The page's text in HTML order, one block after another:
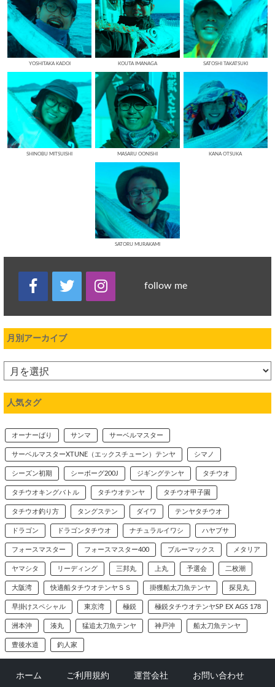
YOSHITAKA KADOI KOUTA IMANAGA SATOSHI TAKATSUKI
SHINOBU MITSUISHI MASARU OONISHI KANA OTSUKA
SATORU MURAKAMI
follow me
月別アーカイブ
人気タグ
オーナーばり サンマ サーベルマスター
サーベルマスターXTUNE（エックスチューン）テンヤ シマノ
シーズン初期 シーボーグ200J ジギングテンヤ タチウオ
タチウオキングバトル タチウオテンヤ タチウオ甲子園
タチウオ釣り方 タングステン ダイワ テンヤタチウオ
ドラゴン ドラゴンタチウオ ナチュラルイワシ ハヤブサ
フォースマスター フォースマスター400 ブルーマックス メタリア
ヤマシタ リーディング 三邦丸 上丸 予選会 二枚潮
大阪湾 快適船タチウオテンヤＳＳ 掛獲船太刀魚テンヤ 探見丸
早掛けスペシャル 東京湾 極鋭 極鋭タチウオテンヤSP EX AGS 178
洲本沖 湊丸 猛追太刀魚テンヤ 神戸沖 船太刀魚テンヤ
豊後水道 釣人家
ホーム ご利用規約 運営会社 お問い合わせ